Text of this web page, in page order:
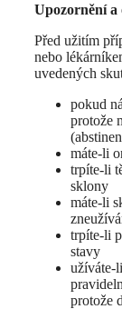
Upozornění a
Před užitím
nebo
uvedených
pokud
protože
máte-li
trpíte-li
sklony
máte-li
trpíte-li
stavy
užíváte-
protože